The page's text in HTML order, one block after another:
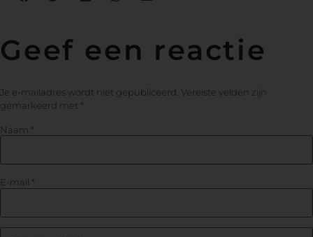
Geef een reactie
Je e-mailadres wordt niet gepubliceerd. Vereiste velden zijn
gemarkeerd met *
Naam *
E-mail *